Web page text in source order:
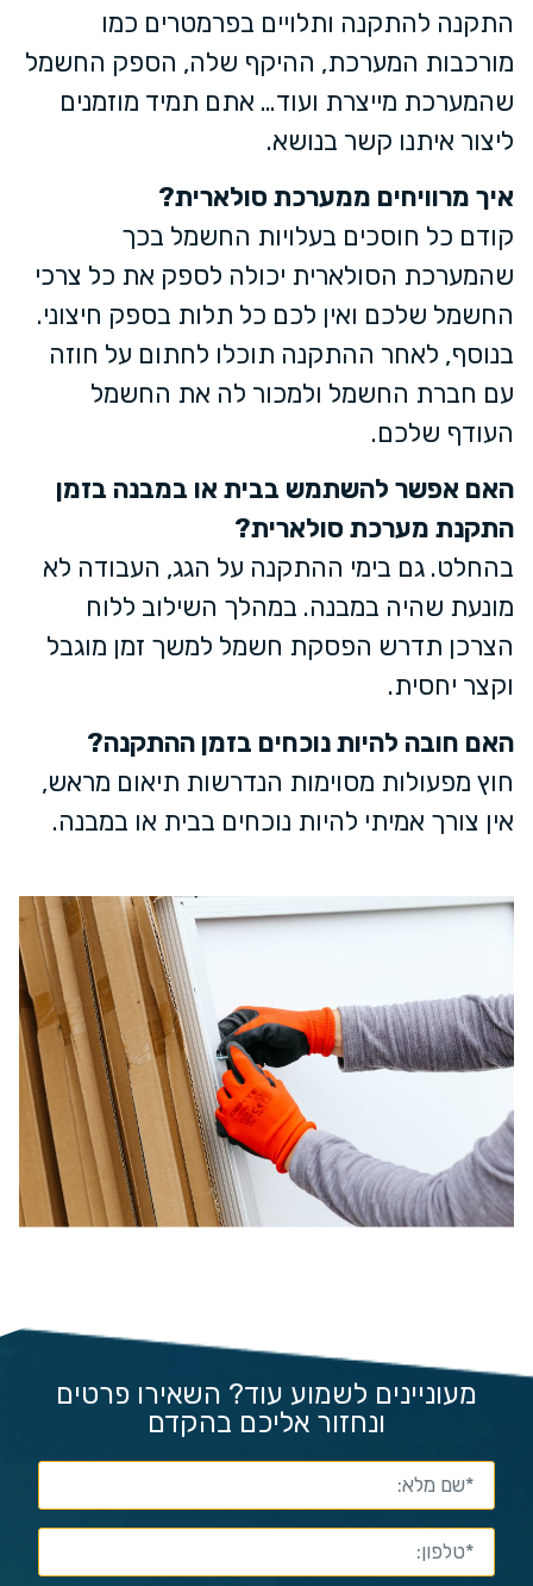
התקנה להתקנה ותלויים בפרמטרים כמו
מורכבות המערכת, ההיקף שלה, הספק החשמל
שהמערכת מייצרת ועוד… אתם תמיד מוזמנים
ליצור איתנו קשר בנושא.
איך מרוויחים ממערכת סולארית?
קודם כל חוסכים בעלויות החשמל בכך
שהמערכת הסולארית יכולה לספק את כל צרכי
החשמל שלכם ואין לכם כל תלות בספק חיצוני.
בנוסף, לאחר ההתקנה תוכלו לחתום על חוזה
עם חברת החשמל ולמכור לה את החשמל
העודף שלכם.
האם אפשר להשתמש בבית או במבנה בזמן
התקנת מערכת סולארית?
בהחלט. גם בימי ההתקנה על הגג, העבודה לא
מונעת שהיה במבנה. במהלך השילוב ללוח
הצרכן תדרש הפסקת חשמל למשך זמן מוגבל
וקצר יחסית.
האם חובה להיות נוכחים בזמן ההתקנה?
חוץ מפעולות מסוימות הנדרשות תיאום מראש,
אין צורך אמיתי להיות נוכחים בבית או במבנה.
מעוניינים לשמוע עוד? השאירו פרטים
ונחזור אליכם בהקדם